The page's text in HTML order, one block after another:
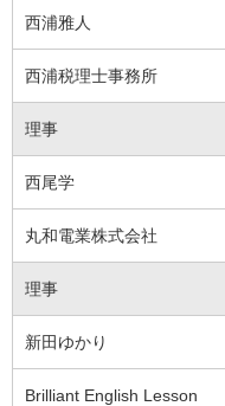
西浦雅人
西浦税理士事務所
理事
西尾学
丸和電業株式会社
理事
新田ゆかり
Brilliant English Lesson